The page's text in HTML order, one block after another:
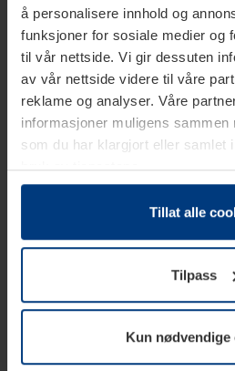
å personalisere innhold og
funksjoner for sosiale medier og
til vår nettside. Vi gir dessuten
av vår nettside videre til våre
reklame og analyser. Våre
informasjoner muligens sammen
som du har klargjort eller samlet
bruk av tjenestene.
Etter loven kan vi lagre
datamaskin, hvis disse er
trenger vi din tillatelse. Du kan
tilbakekalle ditt samtykke i
informasjonskapselen på siden
Tillat alle
Tilpass
Kun nødvendige